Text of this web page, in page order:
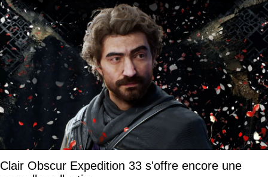
Clair Obscur Expedition 33 s'offre encore une